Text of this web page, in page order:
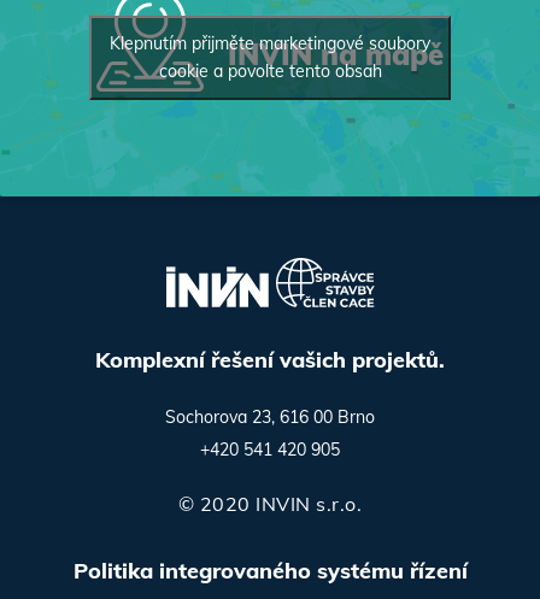
INVIN na mapě
Klepnutím přijměte marketingové soubory
cookie a povolte tento obsah
Komplexní řešení vašich projektů.
Sochorova 23, 616 00 Brno
+420 541 420 905
© 2020 INVIN s.r.o.
Politika integrovaného systému řízení